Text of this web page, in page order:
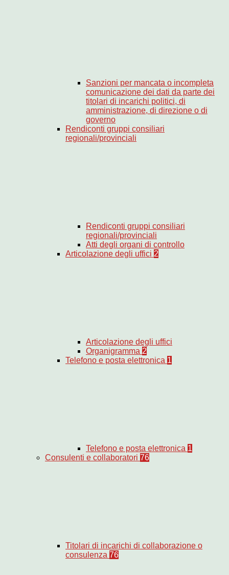
Sanzioni per mancata o incompleta
comunicazione dei dati da parte dei
titolari di incarichi politici, di
amministrazione, di direzione o di
governo
Rendiconti gruppi consiliari
regionali/provinciali
Rendiconti gruppi consiliari
regionali/provinciali
Atti degli organi di controllo
Articolazione degli uffici 2
Articolazione degli uffici
Organigramma 2
Telefono e posta elettronica 1
Telefono e posta elettronica 1
Consulenti e collaboratori 76
Titolari di incarichi di collaborazione o
consulenza 76